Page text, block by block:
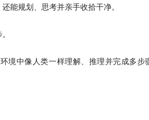
能规划、思考并亲手收拾干净。
境中像人类一样理解、推理并完成多步